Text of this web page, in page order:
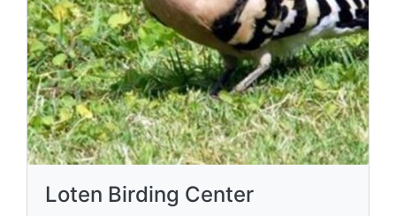
Loten Birding Center